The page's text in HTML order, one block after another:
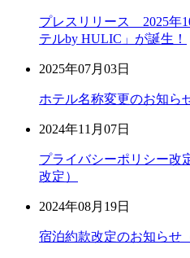
プレスリリース 2025年
テルby HULIC」が誕生！
2025年07月03日
ホテル名称変更のお知ら
2024年11月07日
プライバシーポリシー改
改定）
2024年08月19日
宿泊約款改定のお知らせ